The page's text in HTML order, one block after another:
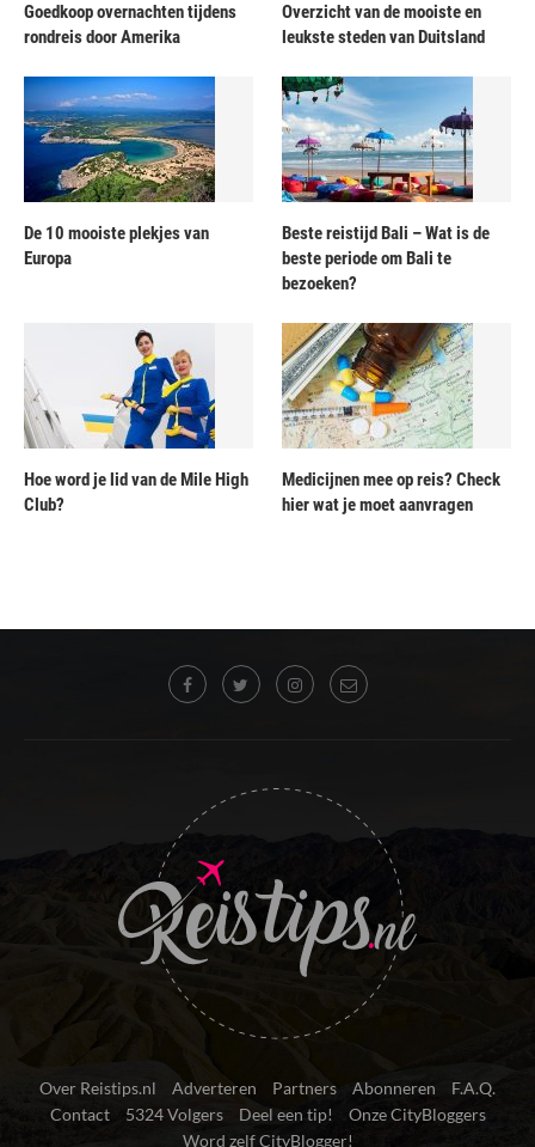
Goedkoop overnachten tijdens
rondreis door Amerika
Overzicht van de mooiste en
leukste steden van Duitsland
De 10 mooiste plekjes van
Europa
Beste reistijd Bali – Wat is de
beste periode om Bali te
bezoeken?
Hoe word je lid van de Mile High
Club?
Medicijnen mee op reis? Check
hier wat je moet aanvragen
Over Reistips.nl Adverteren Partners Abonneren
F.A.Q.
Contact
5324 Volgers Deel een tip!
Onze CityBloggers
Word zelf CityBlogger!